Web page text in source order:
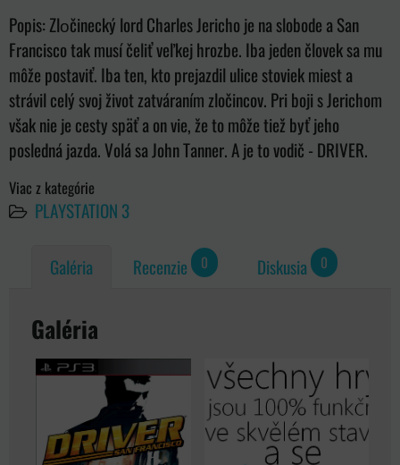
Popis: Zlоčinecký lord Charles Jericho je na slobode a San
Francisco tak musí čeliť veľkej hrozbe. Iba jeden človek sa mu
môže postaviť. Iba ten, kto prejazdil ulice stoviek miest a
strávil celý svoj život zatváraním zločincov. Pri boji s Jerichom
však nie je cesty späť a on vie, že to môže tiež byť jeho
posledná jazda. Volá sa John Tanner. A je to vodič - DRIVER.
Viac z kategórie
PLAYSTATION 3
Galéria Recenzie 0 Diskusia 0
Galéria